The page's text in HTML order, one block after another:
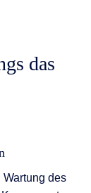
das
des